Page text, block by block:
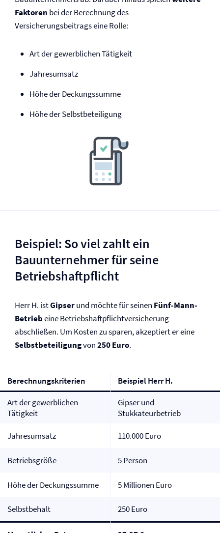
Faktoren bei der Berechnung des
Versicherungsbeitrags eine Rolle:
Art der gewerblichen Tätigkeit
Jahresumsatz
Höhe der Deckungssumme
Höhe der Selbst­beteiligung
Beispiel: So viel zahlt ein
Bauunternehmer für seine
Betriebs­haftpflicht
Herr H. istGipserund möchte für seinen Fünf-Mann-
Betriebeine Betriebs­haftpflicht­versicherung
abschließen. Um Kosten zu sparen, akzeptiert er eine
Selbst­beteiligungvon250 Euro.
Berechnungskriterien
Beispiel Herr H.
Art der gewerblichen
Tätigkeit
Gipser und
Stukkateurbetrieb
Jahresumsatz 110.000 Euro
Betriebsgröße 5 Person
Höhe der Deckungssumme 5 Millionen Euro
Selbstbehalt 250 Euro